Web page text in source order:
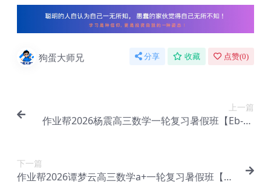
狗蛋大师兄 分享 收藏 点赞(0)
上一篇
作业帮2026杨震高三数学一轮复习暑假班【Eb-01
下一篇
作业帮2026谭梦云高三数学a+一轮复习暑假班【Eb